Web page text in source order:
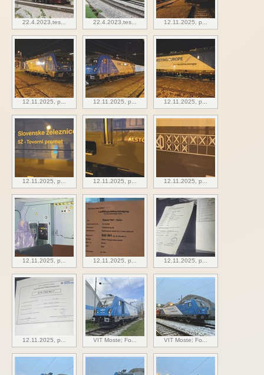
22.4.2023,tes... 22.4.2023,tes... 12.11.2025, p...
12.11.2025, p... 12.11.2025, p... 12.11.2025, p...
12.11.2025, p... 12.11.2025, p... 12.11.2025, p...
12.11.2025, p... 12.11.2025, p... 12.11.2025, p...
12.11.2025, p... VIT Moste; Fo... VIT Moste; Fo...